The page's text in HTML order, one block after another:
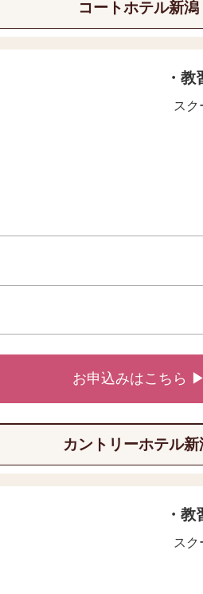
コートホテル新潟
・
スク
お申込みはこちら ▶
カントリーホテル新
・
スク